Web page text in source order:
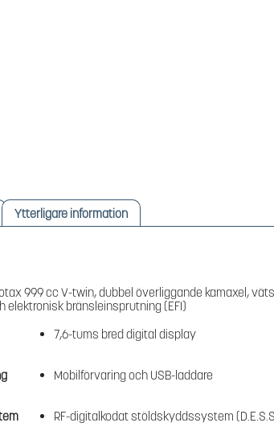
Ytterligare information
999 cc V-twin, dubbel överliggande kamaxel,
elektronisk bränsleinsprutning (EFI)
7,6-tums bred digital display
Mobilförvaring och USB-laddare
RF-digitalkodat stöldskyddssystem